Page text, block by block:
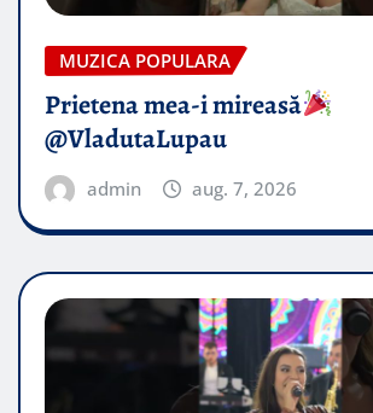
MUZICA POPULARA
Prietena mea-i mireasă​
@VladutaLupau
admin aug. 7, 2026